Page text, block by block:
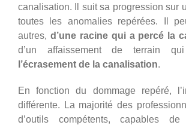
canalisation. Il suit sa progression sur
toutes les anomalies repérées. Il
autres, d’une racine qui a percé la
d’un affaissement de terrain
l’écrasement de la canalisation.
En fonction du dommage repéré,
différente. La majorité des
d’outils compétents, capables